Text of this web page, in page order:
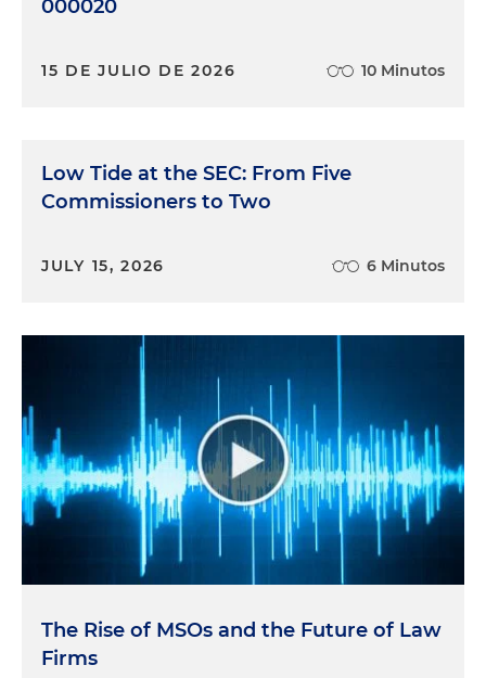
000020
15 DE JULIO DE 2026 10 Minutos
Low Tide at the SEC: From Five
Commissioners to Two
JULY 15, 2026 6 Minutos
The Rise of MSOs and the Future of Law
Firms